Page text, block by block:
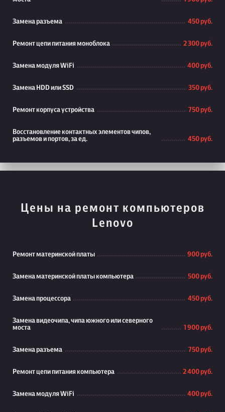
Замена разъема 450 руб.
Ремонт цепи питания моноблока 2 300 руб.
Замена модуля WiFi 400 руб.
Замена HDD или SSD 350 руб.
Ремонт корпуса устройства 750 руб.
Восстановление контактных элементов чипов,
разъемов и портов, за ед.
450 руб.
Цены на ремонт компьютеров
Lenovo
Ремонт материнской платы 900 руб.
Замена материнской платы компьютера 500 руб.
Замена процессора 450 руб.
Замена видеочипа, чипа южного или северного
моста
1 900 руб.
Замена разъема 750 руб.
Ремонт цепи питания компьютера 2 400 руб.
Замена модуля WiFi 400 руб.